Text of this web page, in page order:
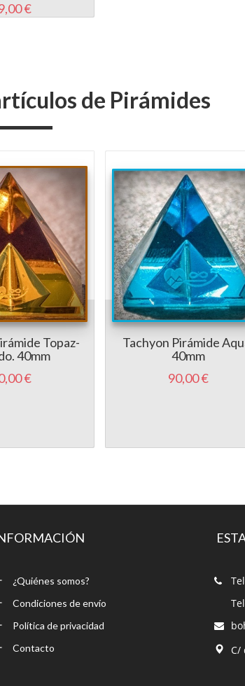
€
de Pirámides
Topaz-
40mm
€
Tachyon Pirámide
40mm
90,00 €
¿Quiénes somos?
Condiciones de envío
Política de privacidad
Contacto
C/